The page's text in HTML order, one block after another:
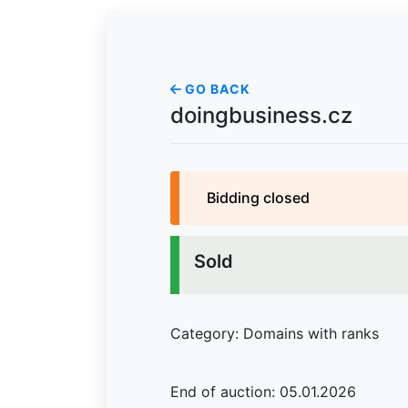
GO BACK
doingbusiness.cz
Bidding closed
Sold
Category: Domains with ranks
End of auction: 05.01.2026